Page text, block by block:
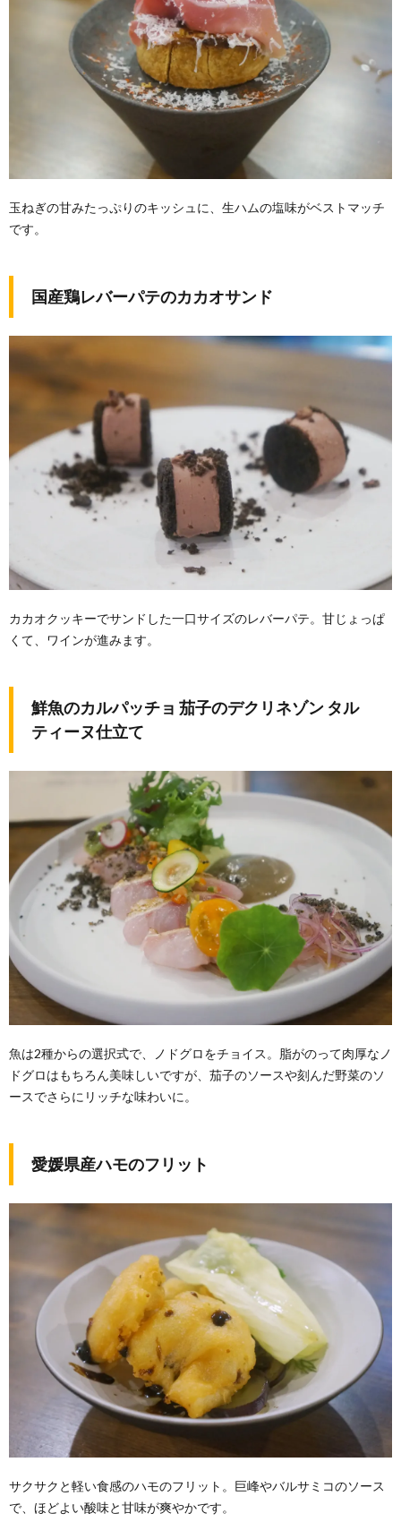
玉ねぎの甘みたっぷりのキッシュに、生ハムの塩味がベストマッチ
です。
国産鶏レバーパテのカカオサンド
カカオクッキーでサンドした一口サイズのレバーパテ。甘じょっぱ
くて、ワインが進みます。
鮮魚のカルパッチョ 茄子のデクリネゾン タル
ティーヌ仕立て
魚は2種からの選択式で、ノドグロをチョイス。脂がのって肉厚なノ
ドグロはもちろん美味しいですが、茄子のソースや刻んだ野菜のソ
ースでさらにリッチな味わいに。
愛媛県産ハモのフリット
サクサクと軽い食感のハモのフリット。巨峰やバルサミコのソース
で、ほどよい酸味と甘味が爽やかです。